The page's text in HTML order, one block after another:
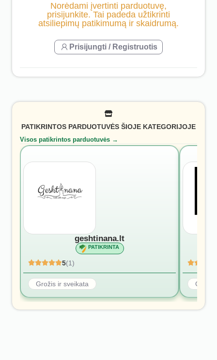
Norėdami įvertinti parduotuvę,
prisijunkite. Tai padeda užtikrinti
atsiliepimų patikimumą ir skaidrumą.
Prisijungti / Registruotis
PATIKRINTOS PARDUOTUVĖS ŠIOJE KATEGORIJOJE
Visos patikrintos parduotuvės →
geshtinana.lt
PATIKRINTA
5(1)
Grožis ir sveikata Grožis